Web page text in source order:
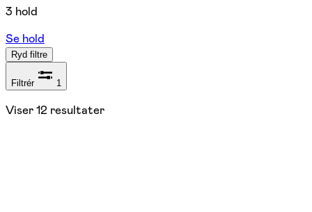
3 hold
Se hold
Ryd filtre
Filtrér 1
Viser12 resultater